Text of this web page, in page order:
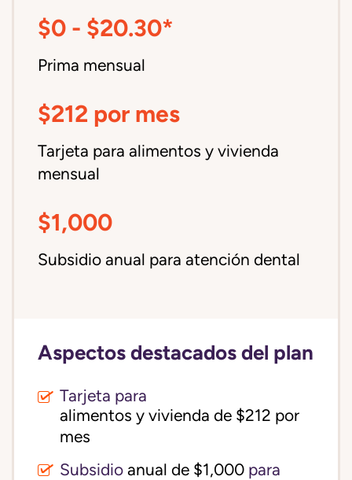
$0 - $20.30*
Prima mensual
$212 por mes
Tarjeta para alimentos y vivienda
mensual
$1,000
Subsidio anual para atención dental
Aspectos destacados del plan
Tarjeta para
alimentos y vivienda de $212 por
mes
Subsidio anual de $1,000 para